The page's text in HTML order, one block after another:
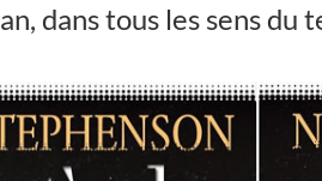
dans tous les sens du